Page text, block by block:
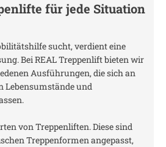
für jede Situation
sucht, verdient eine
Bei REAL Treppenlift bieten wir
Ausführungen, die sich an
Lebensumstände und
von Treppenliften. Diese sind
Treppenformen angepasst,